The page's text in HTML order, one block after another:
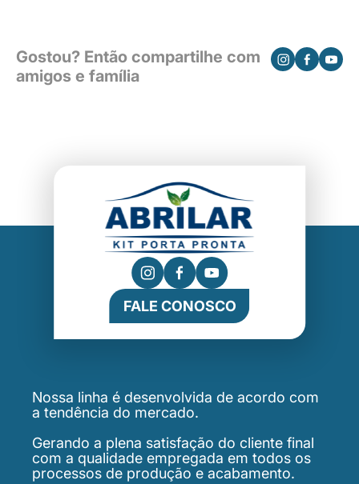
Gostou? Então compartilhe com
amigos e família
FALE CONOSCO
Nossa linha é desenvolvida de acordo com
a tendência do mercado.
Gerando a plena satisfação do cliente final
com a qualidade empregada em todos os
processos de produção e acabamento.